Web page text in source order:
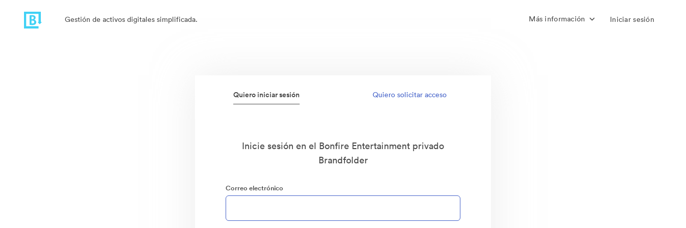
Gestión de activos digitales simplificada. Más información Iniciar sesión
Quiero iniciar sesión Quiero solicitar acceso
Inicie sesión en el Bonfire Entertainment privado
Brandfolder
Correo electrónico